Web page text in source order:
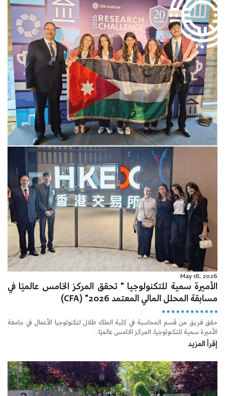
May 18, 2026
الأميرة سمية للتكنولوجيا " تحقق المركز الخامس عالميًا في
مسابقة المحلل المالي المعتمد 2026" (CFA)
حقق فريق من قسم المحاسبة في كلية الملك طلال لتكنولوجيا الأعمال في جامعة
الأميرة سمية للتكنولوجيا، المركز الخامس عالميًا...
إقرأ المزيد